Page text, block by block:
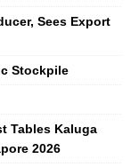
Sees Export
Stockpile
Tables Kaluga
2026